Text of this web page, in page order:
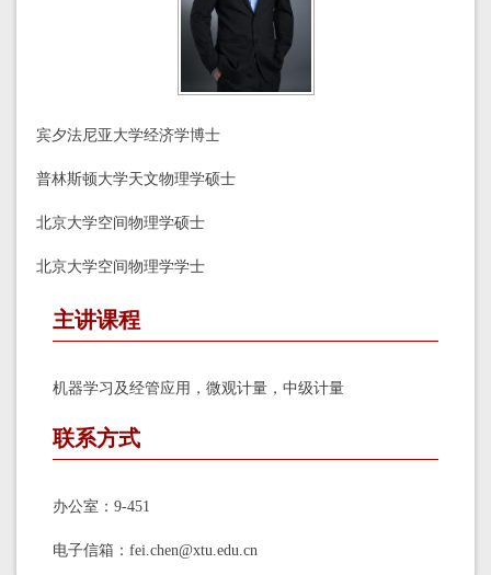
宾夕法尼亚大学经济学博士
普林斯顿大学天文物理学硕士
北京大学空间物理学硕士
北京大学空间物理学学士
主讲课程
机器学习及经管应用，微观计量，中级计量
联系方式
办公室：9-451
电子信箱：fei.chen@xtu.edu.cn